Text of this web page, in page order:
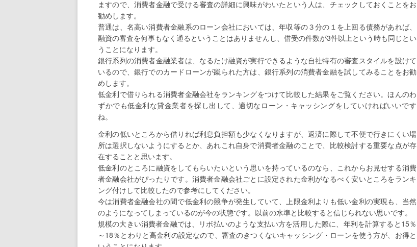
ますので、消費者金融で受ける審査の詳細に興味がわいたという人は、チェックしておくことをお
勧めします。
普通は、名高い消費者金融系のローン会社においては、年収等の３分の１を上回る債務があれば、
融資の審査を何事もなく通るということはありませんし、借受の件数が3件以上という時も同じとい
うことになります。
銀行系列の消費者金融業者は、なるたけ融資が実行できるような自社特有の審査スタイルを設けて
いるので、銀行でのカードローンが蹴られた方は、銀行系列の消費者金融を試してみることをお勧
めします。
低金利で借りられる消費者金融会社をランキングをつけて比較した結果をご覧ください。ほんのわ
ずかでも低金利な貸金業者を探し出して、適切なローン・キャッシングをしていければいいです
ね。
金利の低いところから借りれば利息負担額も少なくなりますが、返済に際して不便で行きにくい場
所は選択しないようにするとか、あれこれ自身で消費者金融のことで、比較検討する重要な点が存
在することと思います。
低金利のところに融資をしてもらいたいという思いを持っているのなら、これからお見せする消費
者金融会社がぴったりです。消費者金融会社ごとに設定された金利がなるべく安いところをランキ
ング付けして比較したので参考にしてください。
今は消費者金融会社の間で低金利の競争が発生していて、上限金利よりも低い金利の実現も、当然
のようになってしまっているのが今の状態です。以前の水準と比較すると信じられない思いです。
規模の大きい消費者金融では、リボ払いのような支払い方を活用した際に、年利を計算すると15％
～18％とわりと高金利の設定なので、審査のきつくないキャッシング・ローンを使う方が、お得と